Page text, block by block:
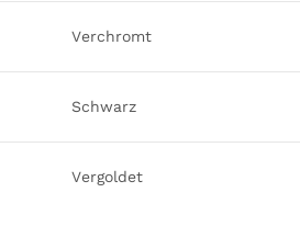
Verchromt
Schwarz
Vergoldet